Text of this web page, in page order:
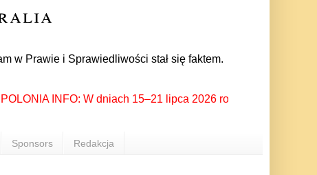
Prawie i Sprawiedliwości stał się faktem. 24 lipca prezes
INFO: W dniach 15–21 lipca 2026 roku Rzeszów
Sponsors Redakcja